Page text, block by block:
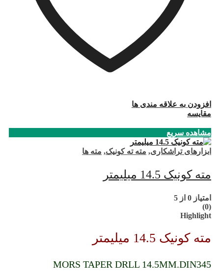
افزودن به علاقه مندی ها
مقایسه
مشاهده سریع
ابزارهای تراشکاری, مته ته کونیک, مته ها
مته کونیک 14.5 میلیمتر
امتیاز 0 از 5
(0)
Highlight
مته کونیک 14.5 میلیمتر
MORS TAPER DRLL 14.5MM.DIN345